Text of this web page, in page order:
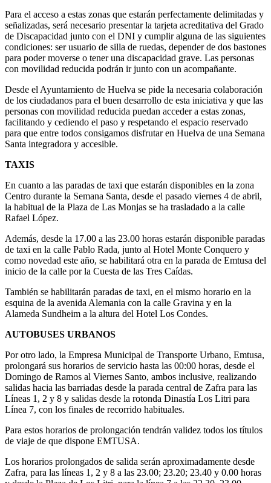
Para el acceso a estas zonas que estarán perfectamente delimitadas y
señalizadas, será necesario presentar la tarjeta acreditativa del Grado
de Discapacidad junto con el DNI y cumplir alguna de las siguientes
condiciones: ser usuario de silla de ruedas, depender de dos bastones
para poder moverse o tener una discapacidad grave. Las personas
con movilidad reducida podrán ir junto con un acompañante.
Desde el Ayuntamiento de Huelva se pide la necesaria colaboración
de los ciudadanos para el buen desarrollo de esta iniciativa y que las
personas con movilidad reducida puedan acceder a estas zonas,
facilitando y cediendo el paso y respetando el espacio reservado
para que entre todos consigamos disfrutar en Huelva de una Semana
Santa integradora y accesible.
TAXIS
En cuanto a las paradas de taxi que estarán disponibles en la zona
Centro durante la Semana Santa, desde el pasado viernes 4 de abril,
la habitual de la Plaza de Las Monjas se ha trasladado a la calle
Rafael López.
Además, desde la 17.00 a las 23.00 horas estarán disponible paradas
de taxi en la calle Pablo Rada, junto al Hotel Monte Conquero y
como novedad este año, se habilitará otra en la parada de Emtusa del
inicio de la calle por la Cuesta de las Tres Caídas.
También se habilitarán paradas de taxi, en el mismo horario en la
esquina de la avenida Alemania con la calle Gravina y en la
Alameda Sundheim a la altura del Hotel Los Condes.
AUTOBUSES URBANOS
Por otro lado, la Empresa Municipal de Transporte Urbano, Emtusa,
prolongará sus horarios de servicio hasta las 00:00 horas, desde el
Domingo de Ramos al Viernes Santo, ambos inclusive, realizando
salidas hacia las barriadas desde la parada central de Zafra para las
Líneas 1, 2 y 8 y salidas desde la rotonda Dinastía Los Litri para
Línea 7, con los finales de recorrido habituales.
Para estos horarios de prolongación tendrán validez todos los títulos
de viaje de que dispone EMTUSA.
Los horarios prolongados de salida serán aproximadamente desde
Zafra, para las líneas 1, 2 y 8 a las 23.00; 23.20; 23.40 y 0.00 horas